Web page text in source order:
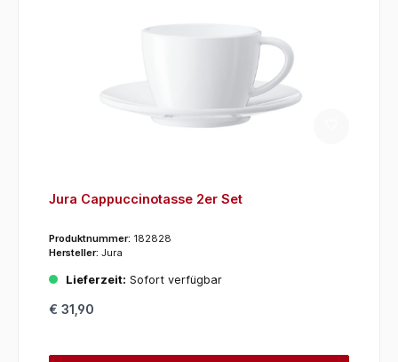
Jura Cappuccinotasse 2er Set
Produktnummer: 182828
Hersteller: Jura
Lieferzeit: Sofort verfügbar
€ 31,90